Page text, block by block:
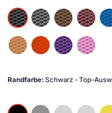
Randfarbe: Schwarz - Top-